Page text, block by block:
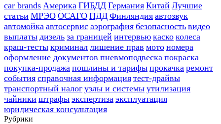
car brands Америка ГИБДД Германия Китай Лучшие
статьи МРЭО ОСАГО ПДД Финляндия автозвук
автомойка автосервис аэрография безопасность видео
выплаты дизель за границей интервью каско колеса
краш-тесты криминал лишение прав мото номера
оформление документов пневмоподвеска покраска
покупка-продажа пошлины и тарифы прокачка ремонт
события справочная информация тест-драйвы
транспортный налог узлы и системы утилизация
чайники штрафы экспертиза эксплуатация
юридическая консультация
Рубрики